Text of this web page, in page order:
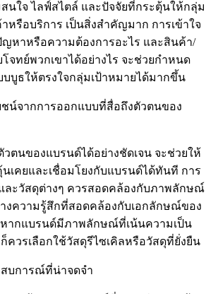
สนใจ ไลฟ์สไตล์ และปัจจัยที่กระตุ้นให้กลุ่ม
หรือบริการ เป็นสิ่งสำคัญมาก การเข้าใจ
หาหรือความต้องการอะไร และสินค้า/
จทย์พวกเขาได้อย่างไร จะช่วยกำหนด
บูธให้ตรงใจกลุ่มเป้าหมายได้มากขึ้น
ชน์จากการออกแบบที่สื่อถึงตัวตนของ
ตนของแบรนด์ได้อย่างชัดเจน จะช่วยให้
เคยและเชื่อมโยงกับแบรนด์ได้ทันที การ
ละวัสดุต่างๆ ควรสอดคล้องกับภาพลักษณ์
งความรู้สึกที่สอดคล้องกับเอกลักษณ์ของ
หากแบรนด์มีภาพลักษณ์ที่เน้นความเป็น
ควรเลือกใช้วัสดุรีไซเคิลหรือวัสดุที่ยั่งยืน
สบการณ์ที่น่าจดจำ